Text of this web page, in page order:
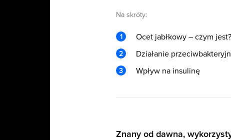
Na skróty:
Ocet jabłkowy – czym jest?
Działanie
Wpływ na insulinę
Znany od dawna,